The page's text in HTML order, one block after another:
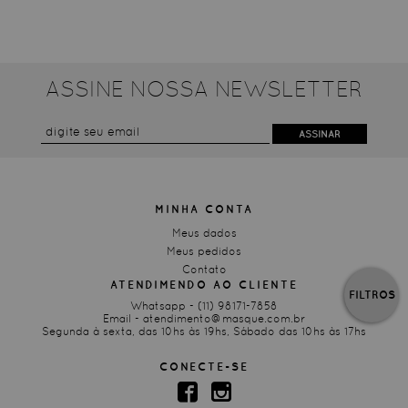
FILTROS
ASSINE NOSSA NEWSLETTER
ASSINAR
MINHA CONTA
Meus dados
Meus pedidos
Contato
ATENDIMENDO AO CLIENTE
Whatsapp - (11) 98171-7858
Email - atendimento@masque.com.br
Segunda à sexta, das 10hs às 19hs, Sábado das 10hs às 17hs
CONECTE-SE